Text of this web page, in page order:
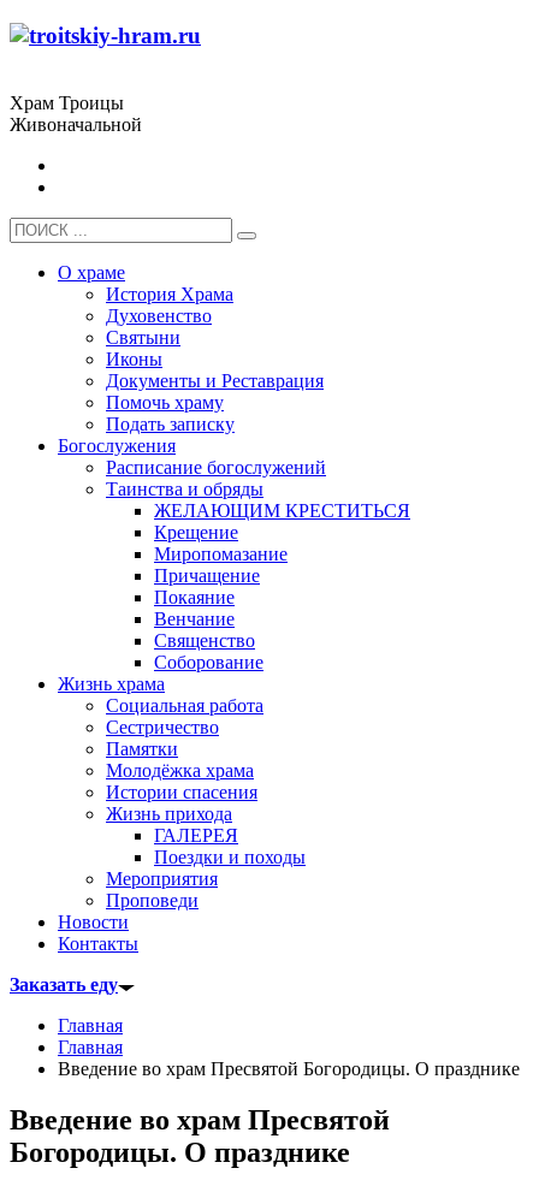
Храм Троицы
Живоначальной
О храме
История Храма
Духовенство
Святыни
Иконы
Документы и Реставрация
Помочь храму
Подать записку
Богослужения
Расписание богослужений
Таинства и обряды
ЖЕЛАЮЩИМ КРЕСТИТЬСЯ
Крещение
Миропомазание
Причащение
Покаяние
Венчание
Священство
Соборование
Жизнь храма
Социальная работа
Сестричество
Памятки
Молодёжка храма
Истории спасения
Жизнь прихода
ГАЛЕРЕЯ
Поездки и походы
Мероприятия
Проповеди
Новости
Контакты
Заказать еду
Главная
Главная
Введение во храм Пресвятой Богородицы. О празднике
Введение во храм Пресвятой
Богородицы. О празднике